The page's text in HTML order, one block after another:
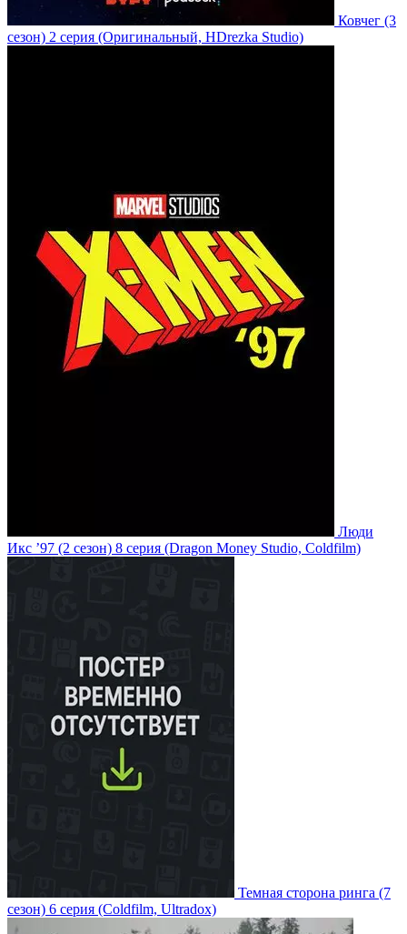
Ковчег (3
сезон) 2 серия (Оригинальный, HDrezka Studio)
Люди
Икс ’97 (2 сезон) 8 серия (Dragon Money Studio, Coldfilm)
Темная сторона ринга (7
сезон) 6 серия (Coldfilm, Ultradox)